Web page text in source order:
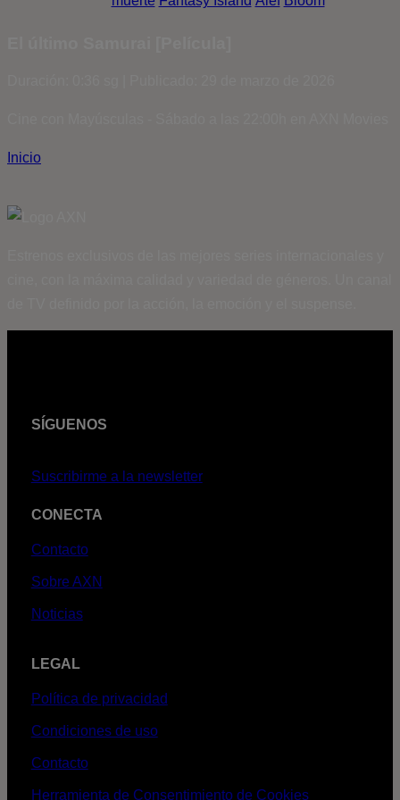
Inicio
SÍGUENOS
Suscribirme a la newsletter
CONECTA
Contacto
Sobre AXN
Noticias
LEGAL
Política de privacidad
Condiciones de uso
Contacto
Herramienta de Consentimiento de Cookies